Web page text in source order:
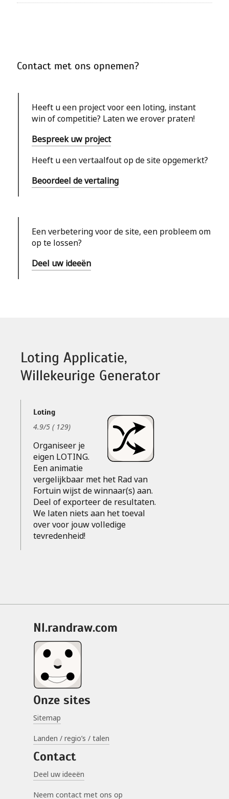
Contact met ons opnemen?
Heeft u een project voor een loting, instant
win of competitie? Laten we erover praten!
Bespreek uw project
Heeft u een vertaalfout op de site opgemerkt?
Beoordeel de vertaling
Een verbetering voor de site, een probleem om
op te lossen?
Deel uw ideeën
Loting Applicatie,
Willekeurige Generator
Loting
4.9/5 ( 129)
Organiseer je
eigen LOTING.
Een animatie
vergelijkbaar met het Rad van
Fortuin wijst de winnaar(s) aan.
Deel of exporteer de resultaten.
We laten niets aan het toeval
over voor jouw volledige
tevredenheid!
nl.randraw.com
Onze sites
Sitemap
Landen / regio’s / talen
Contact
Deel uw ideeën
Neem contact met ons op